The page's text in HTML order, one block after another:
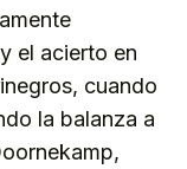
el acierto en
cuando
la balanza a